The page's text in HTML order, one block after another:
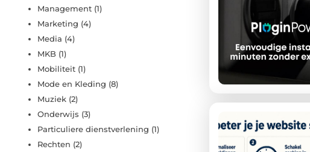
Management (1)
Marketing (4)
Media (4)
MKB (1)
Mobiliteit (1)
Mode en Kleding (8)
Muziek (2)
Onderwijs (3)
Particuliere dienstverlening (1)
Rechten (2)